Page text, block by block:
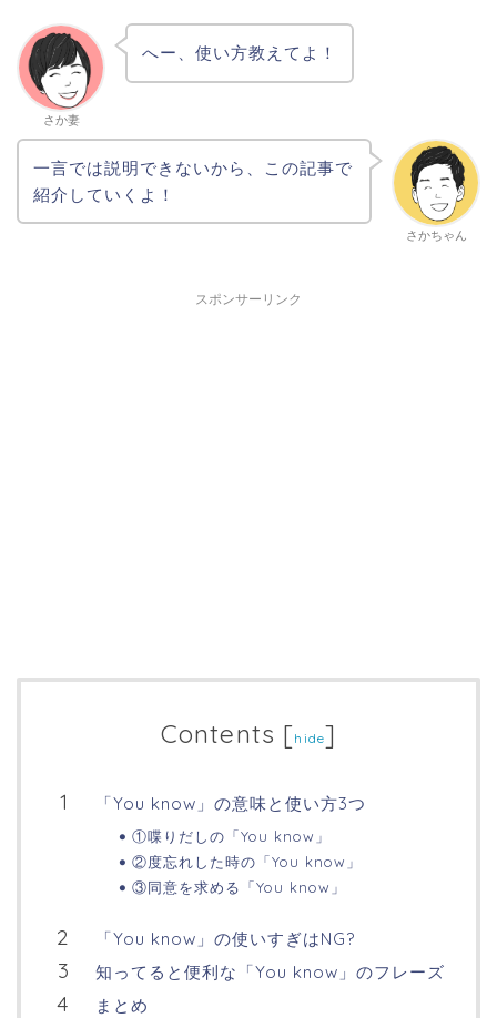
さか妻
へー、使い方教えてよ！
さかちゃん
一言では説明できないから、この記事で
紹介していくよ！
スポンサーリンク
Contents [hide]
「You know」の意味と使い方3つ
①喋りだしの「You know」
②度忘れした時の「You know」
③同意を求める「You know」
「You know」の使いすぎはNG?
知ってると便利な「You know」のフレーズ
まとめ